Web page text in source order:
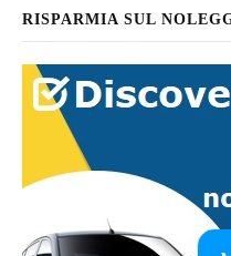
RISPARMIA SUL